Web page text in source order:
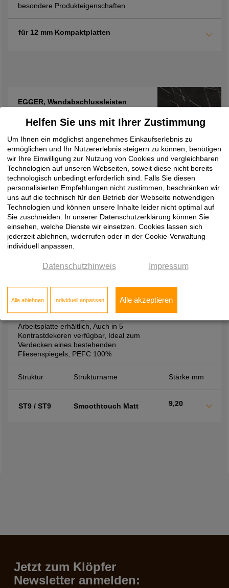
besondere Produkteigenschaften
für 12 mm Kompaktplatten
EGGER, Wandabschlussleisten
Struktur Strukturname Stärke mm
ST9 Smoothtouch Matt 25,00
EGGER, Nischenrückwände
F205 / F206, Pietra Grigia anthrazit /
Pietra Grigia schwarz, Spanplatte E1
P2 CE, CPL, melaminbeschichtet,
entflammbar, Strapzierfähiger
Spritzschutz, Leicht zu reinigen,
Arbeitsplatte erhältlich, Auch in 5
Kontrastdekoren verfügbar, Ideal zum
Verdecken eines bestehenden
Fliesenspiegels, PEFC 100%
Struktur Strukturname Stärke mm
ST9 / ST9 Smoothtouch Matt 9,20
Jetzt zum Klöpfer
Newsletter anmelden:
Helfen Sie uns mit Ihrer Zustimmung
Um Ihnen ein möglichst angenehmes Einkaufserlebnis zu
ermöglichen und Ihr Nutzererlebnis steigern zu können, benötigen
wir Ihre Einwilligung zur Nutzung von Cookies und vergleichbaren
Technologien auf unseren Webseiten, soweit diese nicht bereits
technologisch unbedingt erforderlich sind. Falls Sie diesen
personalisierten Empfehlungen nicht zustimmen, beschränken wir
uns auf die technisch für den Betrieb der Webseite notwendigen
Technologien und können unsere Inhalte leider nicht optimal auf
Sie zuschneiden. In unserer Datenschutzerklärung können Sie
einsehen, welche Dienste wir einsetzen. Cookies lassen sich
jederzeit ablehnen, widerrufen oder in der Cookie-Verwaltung
individuell anpassen.
Datenschutzhinweis Impressum
Alle ablehnen Individuell anpassen Alle akzeptieren